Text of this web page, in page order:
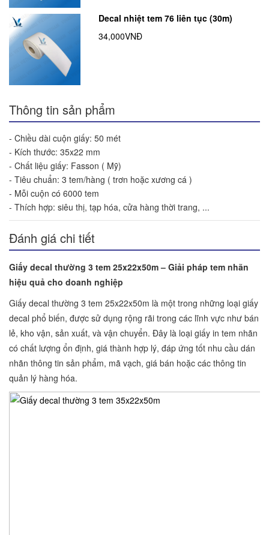
Decal nhiệt tem 76 liên tục (30m)
34,000VNĐ
Thông tin sản phẩm
- Chiều dài cuộn giấy: 50 mét
- Kích thước: 35x22 mm
- Chất liệu giấy: Fasson ( Mỹ)
- Tiêu chuẩn: 3 tem/hàng ( trơn hoặc xương cá )
- Mỗi cuộn có 6000 tem
- Thích hợp: siêu thị, tạp hóa, cửa hàng thời trang, ...
Đánh giá chi tiết
Giấy decal thường 3 tem 25x22x50m – Giải pháp tem nhãn
hiệu quả cho doanh nghiệp
Giấy decal thường 3 tem 25x22x50m là một trong những loại giấy
decal phổ biến, được sử dụng rộng rãi trong các lĩnh vực như bán
lẻ, kho vận, sản xuất, và vận chuyển. Đây là loại giấy in tem nhãn
có chất lượng ổn định, giá thành hợp lý, đáp ứng tốt nhu cầu dán
nhãn thông tin sản phẩm, mã vạch, giá bán hoặc các thông tin
quản lý hàng hóa.